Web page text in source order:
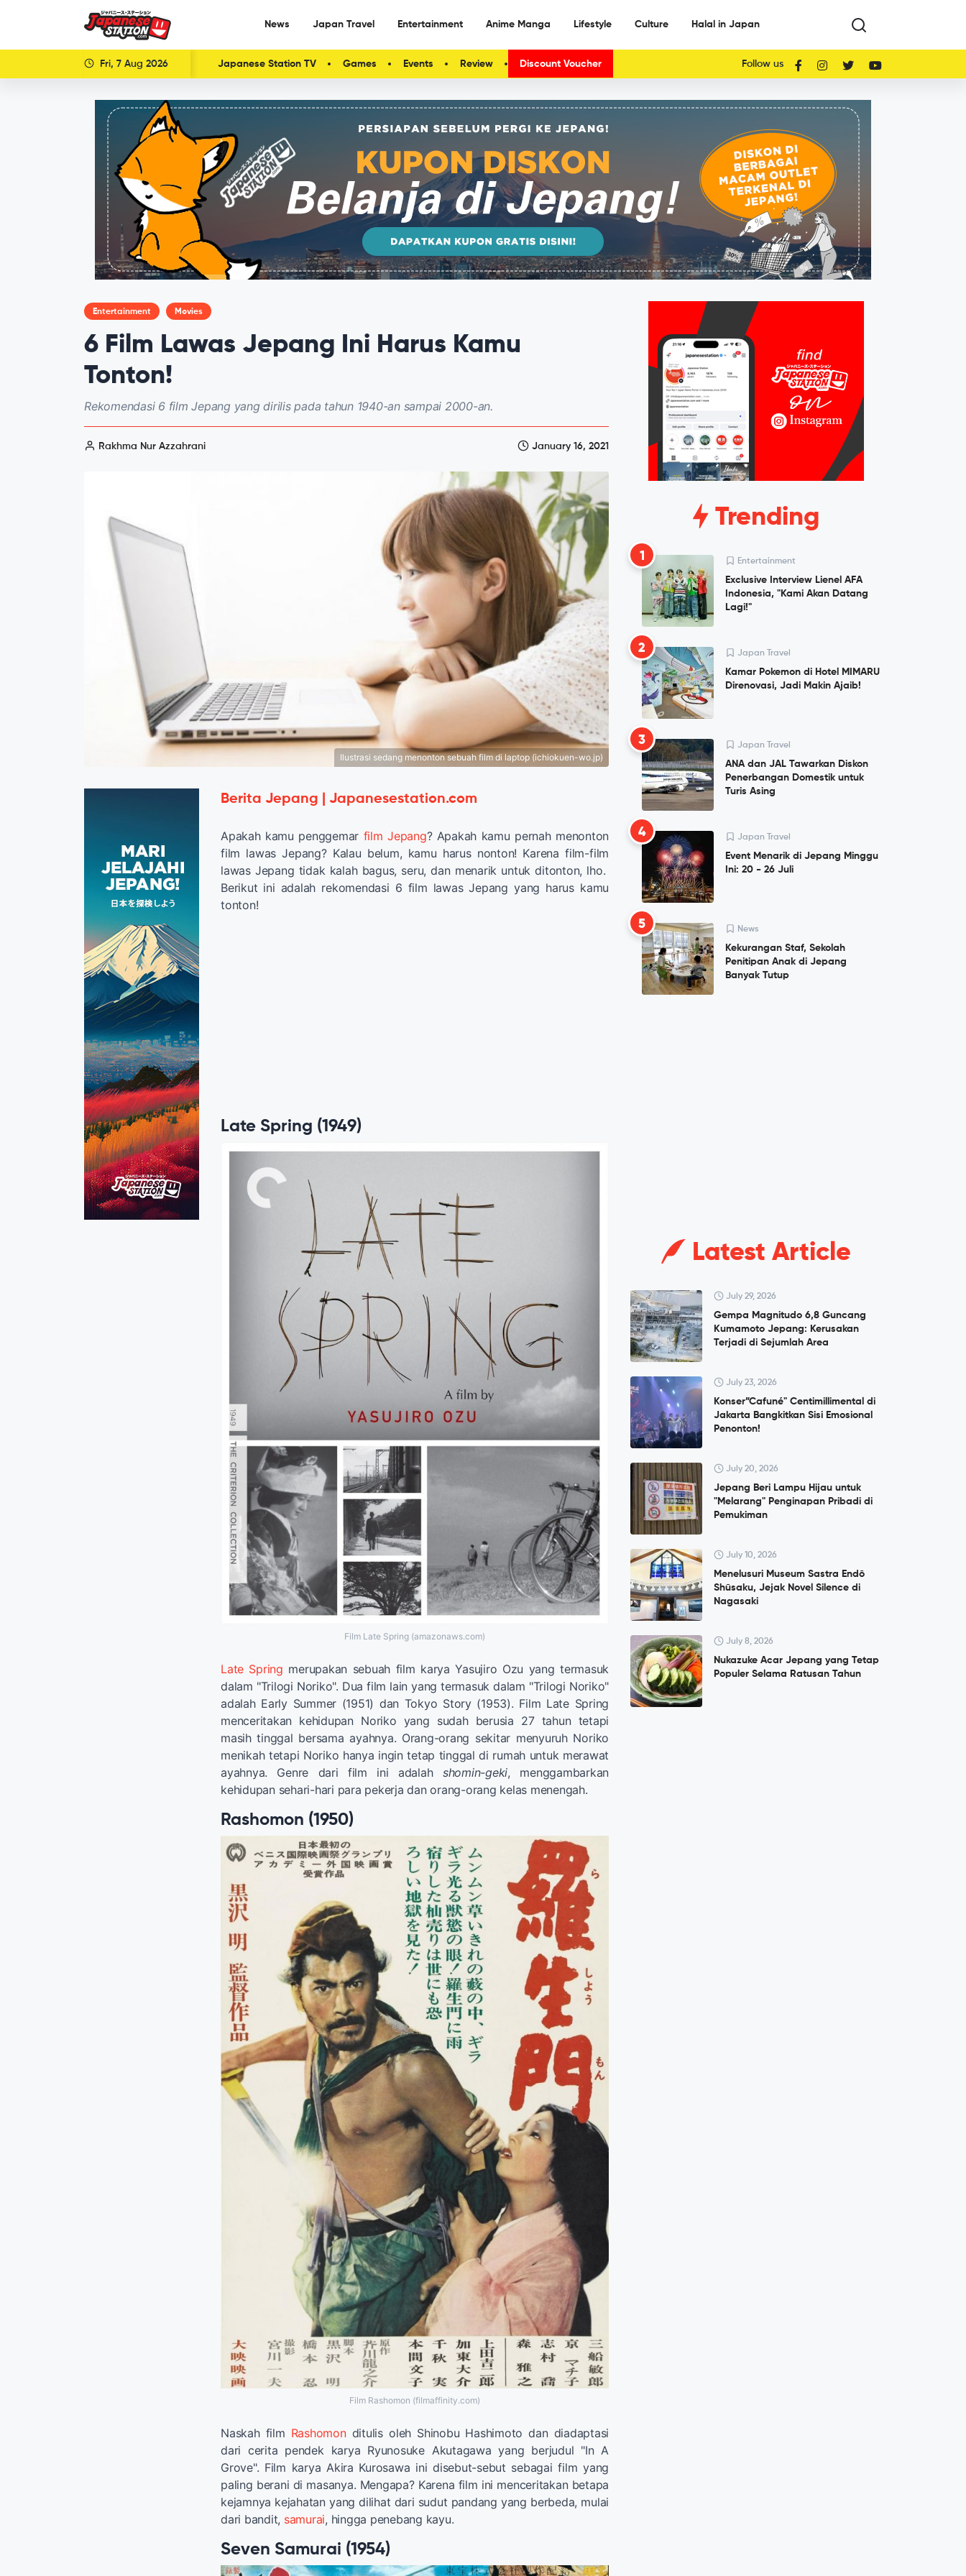
News Japan Travel Entertainment Anime Manga Lifestyle Culture Halal in Japan
Fri, 7 Aug 2026 Japanese Station TV Games Events Review Discount Voucher Follow us
Entertainment Movies
6 Film Lawas Jepang Ini Harus Kamu
Tonton!
Rekomendasi 6 film Jepang yang dirilis pada tahun 1940-an sampai 2000-an.
Rakhma Nur Azzahrani January 16, 2021
Ilustrasi sedang menonton sebuah film di laptop (ichiokuen-wo.jp)
Berita Jepang | Japanesestation.com
Apakah kamu penggemar film Jepang? Apakah kamu pernah menonton
film lawas Jepang? Kalau belum, kamu harus nonton! Karena film-film
lawas Jepang tidak kalah bagus, seru, dan menarik untuk ditonton, lho.
Berikut ini adalah rekomendasi 6 film lawas Jepang yang harus kamu
tonton!
Late Spring (1949)
Film Late Spring (amazonaws.com)
Late Spring merupakan sebuah film karya Yasujiro Ozu yang termasuk
dalam "Trilogi Noriko". Dua film lain yang termasuk dalam "Trilogi Noriko"
adalah Early Summer (1951) dan Tokyo Story (1953). Film Late Spring
menceritakan kehidupan Noriko yang sudah berusia 27 tahun tetapi
masih tinggal bersama ayahnya. Orang-orang sekitar menyuruh Noriko
menikah tetapi Noriko hanya ingin tetap tinggal di rumah untuk merawat
ayahnya. Genre dari film ini adalah shomin-geki, menggambarkan
kehidupan sehari-hari para pekerja dan orang-orang kelas menengah.
Rashomon (1950)
Film Rashomon (filmaffinity.com)
Naskah film Rashomonditulis oleh Shinobu Hashimoto dan diadaptasi
dari cerita pendek karya Ryunosuke Akutagawa yang berjudul "In A
Grove". Film karya Akira Kurosawa ini disebut-sebut sebagai film yang
paling berani di masanya. Mengapa? Karena film ini menceritakan betapa
kejamnya kejahatan yang dilihat dari sudut pandang yang berbeda, mulai
dari bandit, samurai, hingga penebang kayu.
Seven Samurai (1954)
Trending
1 Entertainment
Exclusive Interview Lienel AFA
Indonesia, "Kami Akan Datang
Lagi!"
2 Japan Travel
Kamar Pokemon di Hotel MIMARU
Direnovasi, Jadi Makin Ajaib!
3 Japan Travel
ANA dan JAL Tawarkan Diskon
Penerbangan Domestik untuk
Turis Asing
4 Japan Travel
Event Menarik di Jepang Minggu
Ini: 20 - 26 Juli
5 News
Kekurangan Staf, Sekolah
Penitipan Anak di Jepang
Banyak Tutup
Latest Article
July 29, 2026
Gempa Magnitudo 6,8 Guncang
Kumamoto Jepang: Kerusakan
Terjadi di Sejumlah Area
July 23, 2026
Konser”Cafuné" Centimillimental di
Jakarta Bangkitkan Sisi Emosional
Penonton!
July 20, 2026
Jepang Beri Lampu Hijau untuk
"Melarang" Penginapan Pribadi di
Pemukiman
July 10, 2026
Menelusuri Museum Sastra Endō
Shūsaku, Jejak Novel Silence di
Nagasaki
July 8, 2026
Nukazuke Acar Jepang yang Tetap
Populer Selama Ratusan Tahun